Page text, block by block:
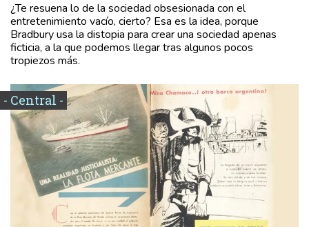
¿Te resuena lo de la sociedad obsesionada con el
entretenimiento vacío, cierto? Esa es la idea, porque
Bradbury usa la distopia para crear una sociedad apenas
ficticia, a la que podemos llegar tras algunos pocos
tropiezos más.
- Central -